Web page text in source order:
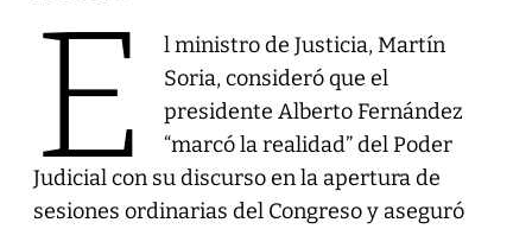
E
l ministro de Justicia, Martín
Soria, consideró que el
presidente Alberto Fernández
“marcó la realidad” del Poder
Judicial con su discurso en la apertura de
sesiones ordinarias del Congreso y aseguró